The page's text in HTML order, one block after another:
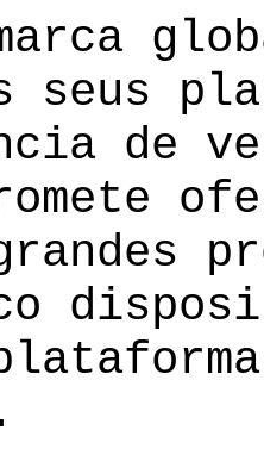
seus
de